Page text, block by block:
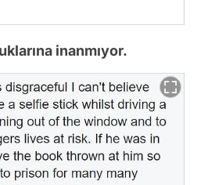
inanmıyor.